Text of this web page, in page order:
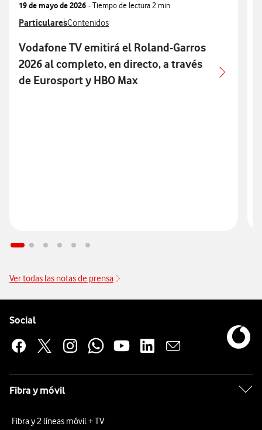
19 de mayo de 2026 - Tiempo de lectura2 min
Ver más notas de prensa relacionados con
ParticularesVer más notas de prensa relacionados con
Contenidos
Vodafone TV emitirá el Roland-Garros
2026 al completo, en directo, a través
de Eurosport y HBO Max
Ver todas las notas de prensa
Social
Fibra y móvil
Fibra y 2 líneas móvil + TV